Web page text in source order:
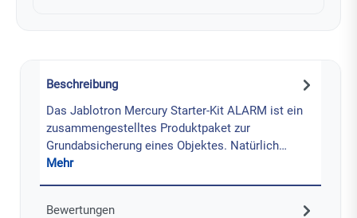
Beschreibung
Das Jablotron Mercury Starter-Kit ALARM ist ein
zusammengestelltes Produktpaket zur
Grundabsicherung eines Objektes. Natürlich…
Mehr
Bewertungen